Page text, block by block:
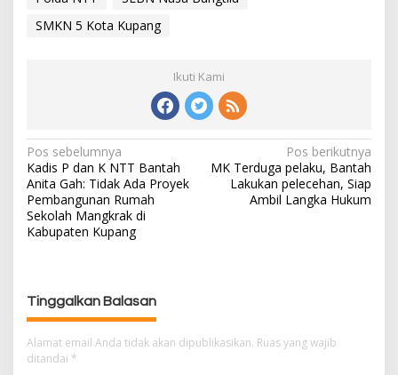
SMKN 5 Kota Kupang
Ikuti Kami
N
a
v
i
g
p
s
Pos sebelumnya
Kadis P dan K NTT Bantah
Anita Gah: Tidak Ada Proyek
Pembangunan Rumah
Sekolah Mangkrak di
Kabupaten Kupang
Pos berikutnya
MK Terduga pelaku, Bantah
Lakukan pelecehan, Siap
Ambil Langka Hukum
Tinggalkan Balasan
Alamat email Anda tidak akan dipublikasikan. Ruas yang wajib
ditandai *